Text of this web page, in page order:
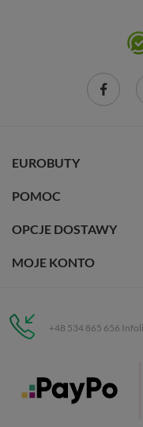
EUROBUTY
POMOC
OPCJE DOSTAWY
MOJE KONTO
+48 534 865 656
C.H. Respan, Rejtana
35-326 Rzeszów